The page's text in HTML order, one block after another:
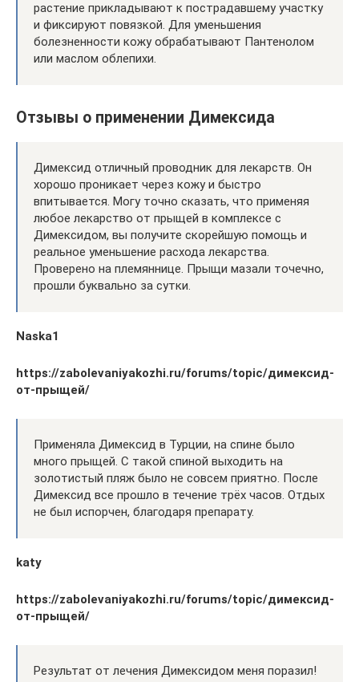
растение прикладывают к пострадавшему участку
и фиксируют повязкой. Для уменьшения
болезненности кожу обрабатывают Пантенолом
или маслом облепихи.
Отзывы о применении Димексида
Димексид отличный проводник для лекарств. Он
хорошо проникает через кожу и быстро
впитывается. Могу точно сказать, что применяя
любое лекарство от прыщей в комплексе с
Димексидом, вы получите скорейшую помощь и
реальное уменьшение расхода лекарства.
Проверено на племяннице. Прыщи мазали точечно,
прошли буквально за сутки.
Naska1
https://zabolevaniyakozhi.ru/forums/topic/димексид-
от-прыщей/
Применяла Димексид в Турции, на спине было
много прыщей. С такой спиной выходить на
золотистый пляж было не совсем приятно. После
Димексид все прошло в течение трёх часов. Отдых
не был испорчен, благодаря препарату.
katy
https://zabolevaniyakozhi.ru/forums/topic/димексид-
от-прыщей/
Результат от лечения Димексидом меня поразил!